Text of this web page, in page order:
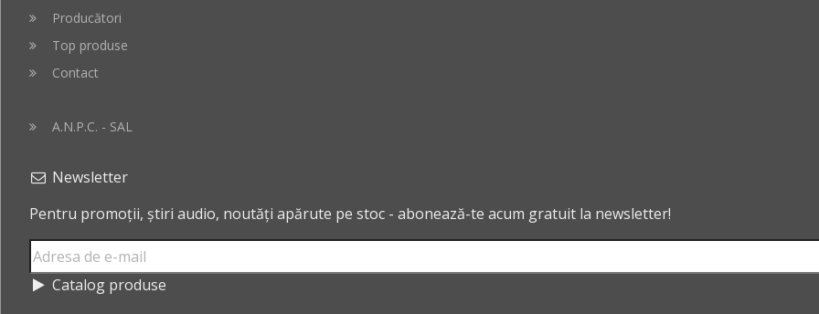
Producători
Top produse
Contact
A.N.P.C. - SAL
Newsletter
Pentru promoții, știri audio, noutăți apărute pe stoc - abonează-te acum gratuit la newsletter!
Catalog produse